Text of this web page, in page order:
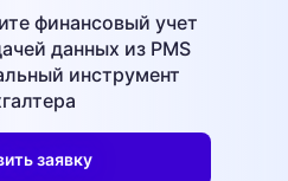
финансовый учет
данных из PMS
инструмент
заявку